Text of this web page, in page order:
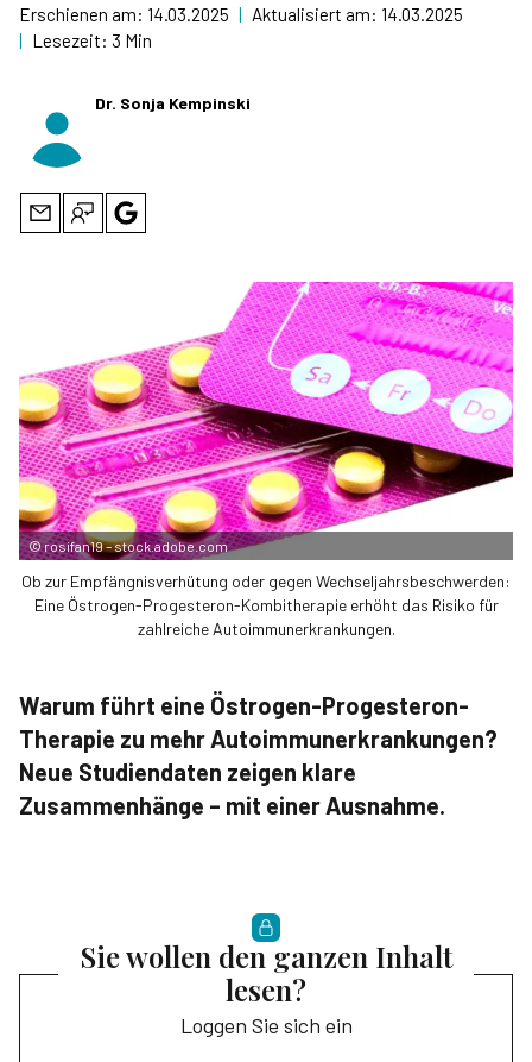
Erschienen am: 14.03.2025 | Aktualisiert am: 14.03.2025
| Lesezeit: 3 Min
Dr. Sonja Kempinski
©rosifan19 – stock.adobe.com
Ob zur Empfängnisverhütung oder gegen Wechseljahrsbeschwerden:
Eine Östrogen-Progesteron-Kombitherapie erhöht das Risiko für
zahlreiche Autoimmunerkrankungen.
Warum führt eine Östrogen-Progesteron-
Therapie zu mehr Autoimmunerkrankungen?
Neue Studiendaten zeigen klare
Zusammenhänge – mit einer Ausnahme.
Sie wollen den ganzen Inhalt
lesen?
Loggen Sie sich ein